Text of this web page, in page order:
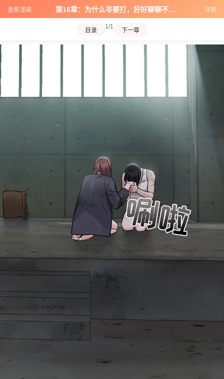
香蕉漫画 第16章：为什么非要打，好好聊聊不好么 详情
目录
1/1
下一章